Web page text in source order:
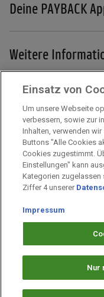
Deine PAYBACK
Weitere
Mehr zu PAYBACK
Impressum
Arbeiten bei PAYBACK
Datenschutz
Cookie-Einstellungen
Einsatz von
Um unsere Webseite
verbessern, sowie zur
Inhalten, verwenden
Buttons "Alle Cookies
Cookies zugestimmt.
Einstellungen" kann
Kategorien zugelassen
Ziffer 4 unserer
Impressum
Nur